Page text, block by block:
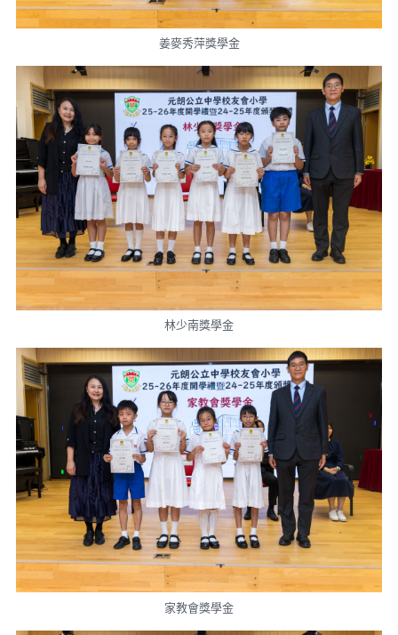
姜麥秀萍獎學金
林少南獎學金
家教會獎學金